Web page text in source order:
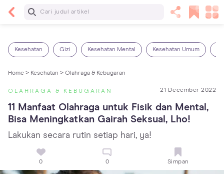
Baca Selanjutnya
Kesehatan Gizi Kesehatan Mental Kesehatan Umum
Home > Kesehatan > Olahraga & Kebugaran
OLAHRAGA & KEBUGARAN 21 December 2022
11 Manfaat Olahraga untuk Fisik dan Mental,
Bisa Meningkatkan Gairah Seksual, Lho!
Lakukan secara rutin setiap hari, ya!
0 0 Simpan